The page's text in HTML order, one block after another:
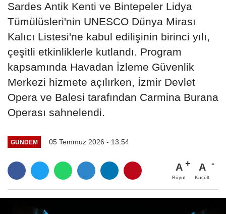
Sardes Antik Kenti ve Bintepeler Lidya
Tümülüsleri'nin UNESCO Dünya Mirası
Kalıcı Listesi'ne kabul edilişinin birinci yılı,
çeşitli etkinliklerle kutlandı. Program
kapsamında Havadan İzleme Güvenlik
Merkezi hizmete açılırken, İzmir Devlet
Opera ve Balesi tarafından Carmina Burana
Operası sahnelendi.
GÜNDEM 05 Temmuz 2026 - 13:54
A
Büyüt
A
Küçült